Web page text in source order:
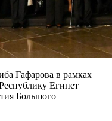
Гафарова в рамках
Египет
Большого